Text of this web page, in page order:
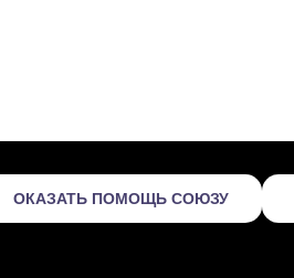
ОКАЗАТЬ ПОМОЩЬ СОЮЗУ